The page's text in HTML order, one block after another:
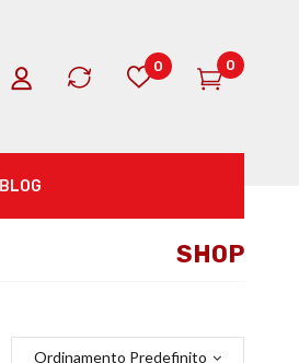
0 0
BLOG
SHOP
Ordinamento Predefinito